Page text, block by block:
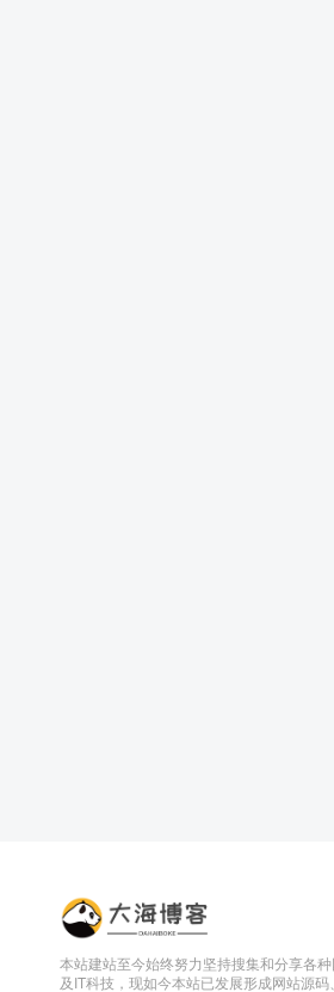
本站建站至今始终努力坚持搜集和分享各
及IT科技，现如今本站已发展形成网站源码